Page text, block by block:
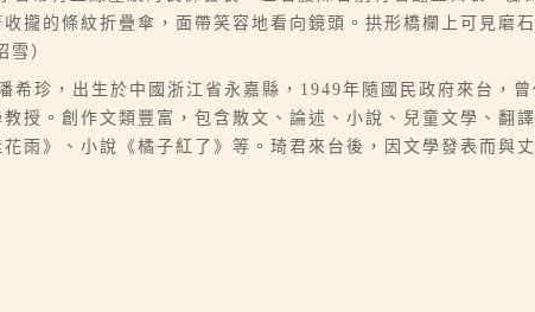
攏的條紋折疊傘，面帶笑容地看向鏡頭。拱形橋欄上可見磨
雪）
珍，出生於中國浙江省永嘉縣，1949年隨國民政府來台，
授。創作文類豐富，包含散文、論述、小說、兒童文學、翻
雨》、小說《橘子紅了》等。琦君來台後，因文學發表而與